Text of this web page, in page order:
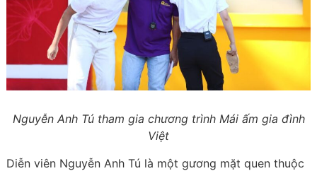
Nguyễn Anh Tú tham gia chương trình Mái ấm gia đình
Việt
Diễn viên Nguyễn Anh Tú là một gương mặt quen thuộc